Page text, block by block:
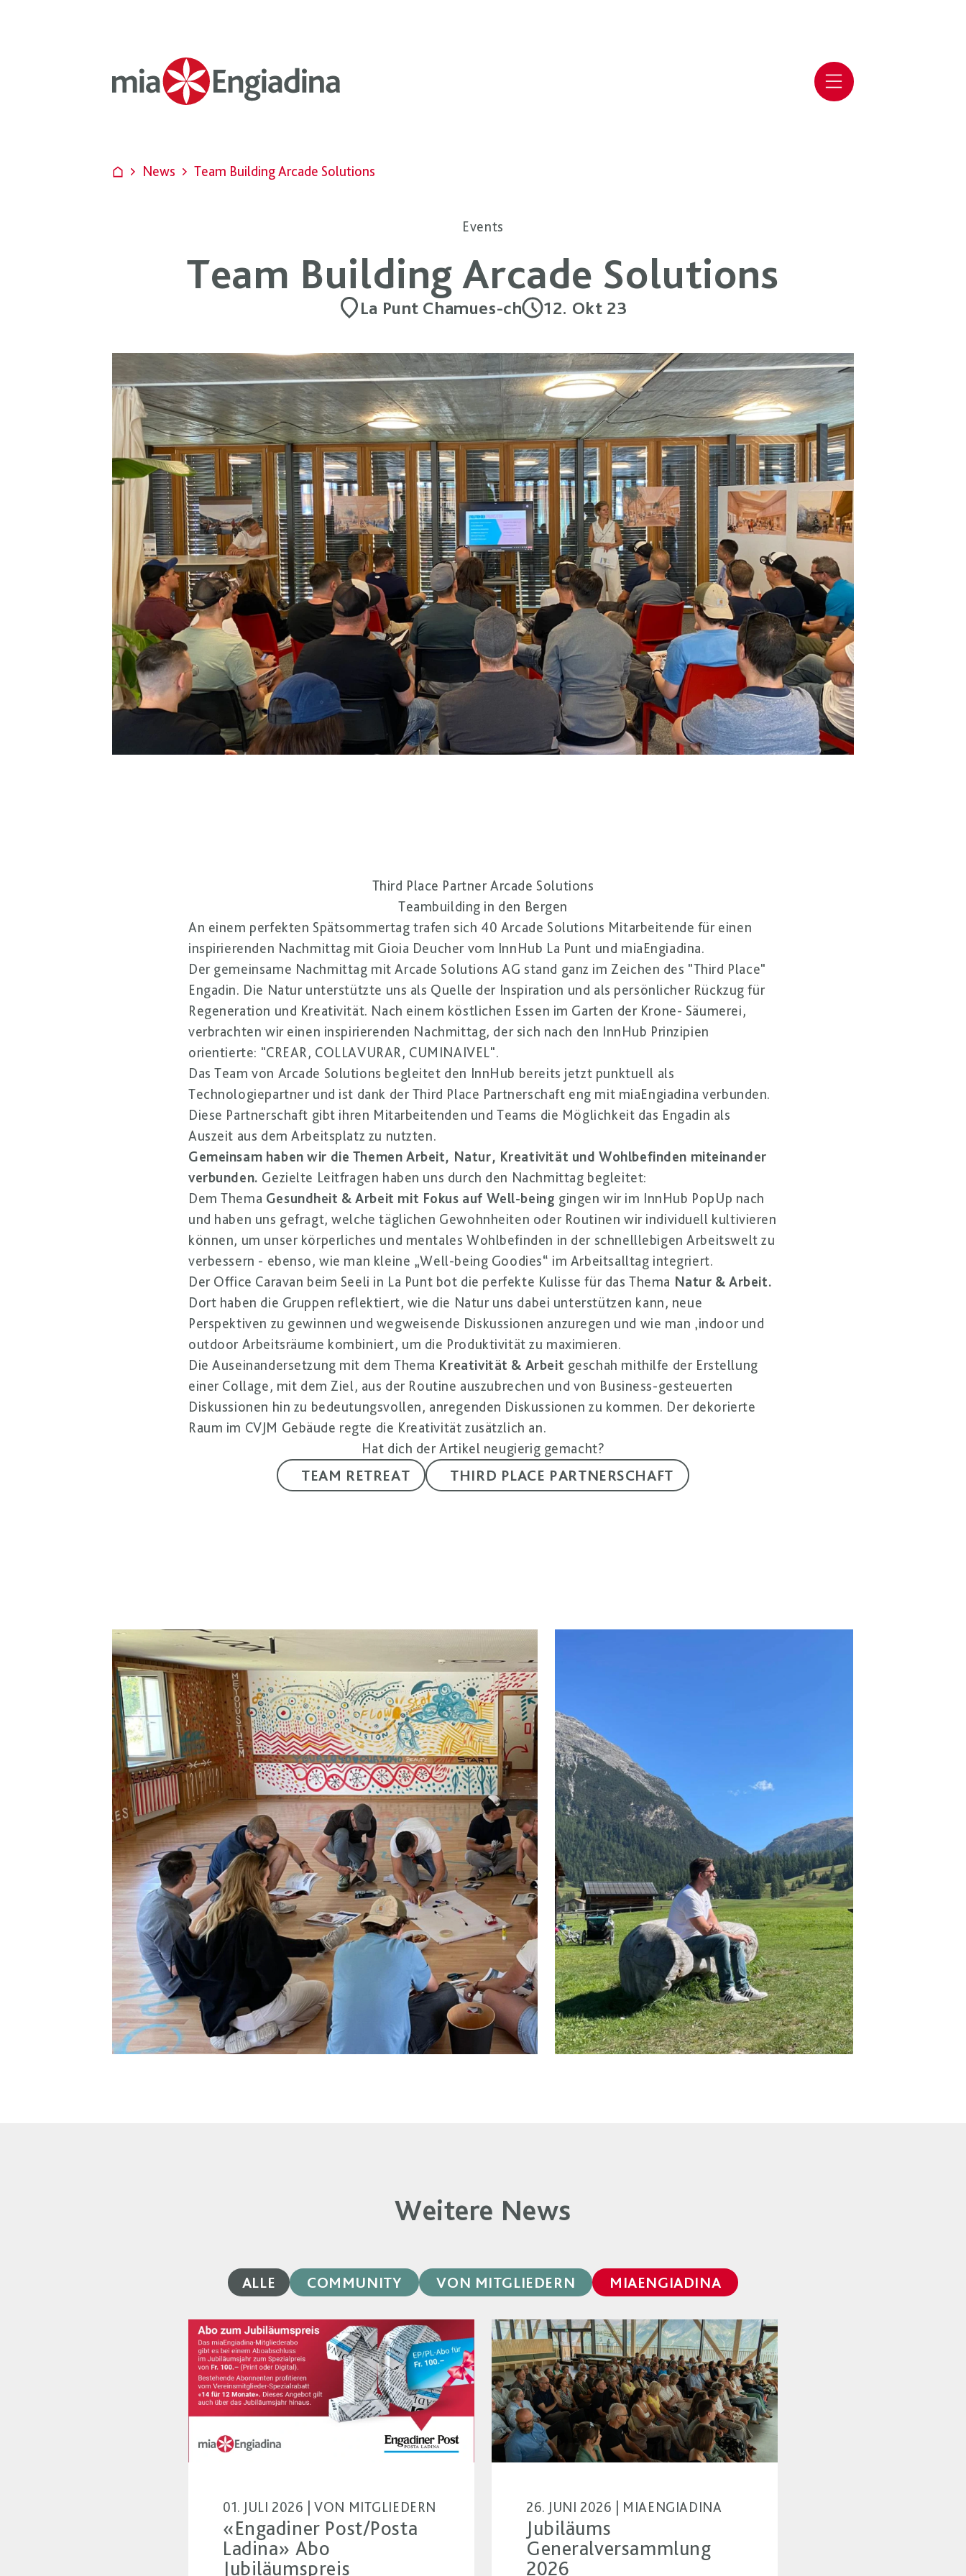
News Team Building Arcade Solutions
Events
Team Building Arcade Solutions
La Punt Chamues-ch 12. Okt 23
Third Place Partner Arcade Solutions
Teambuilding in den Bergen
An einem perfekten Spätsommertag trafen sich 40 Arcade Solutions Mitarbeitende für einen
inspirierenden Nachmittag mit Gioia Deucher vom InnHub La Punt und miaEngiadina.
Der gemeinsame Nachmittag mit Arcade Solutions AG stand ganz im Zeichen des "Third Place"
Engadin. Die Natur unterstützte uns als Quelle der Inspiration und als persönlicher Rückzug für
Regeneration und Kreativität. Nach einem köstlichen Essen im Garten der Krone- Säumerei,
verbrachten wir einen inspirierenden Nachmittag, der sich nach den InnHub Prinzipien
orientierte: "CREAR, COLLAVURAR, CUMINAIVEL".
Das Team von Arcade Solutions begleitet den InnHub bereits jetzt punktuell als
Technologiepartner und ist dank der Third Place Partnerschaft eng mit miaEngiadina verbunden.
Diese Partnerschaft gibt ihren Mitarbeitenden und Teams die Möglichkeit das Engadin als
Auszeit aus dem Arbeitsplatz zu nutzten.
Gemeinsam haben wir die Themen Arbeit, Natur, Kreativität und Wohlbefinden miteinander
verbunden. Gezielte Leitfragen haben uns durch den Nachmittag begleitet:
Dem Thema Gesundheit & Arbeit mit Fokus auf Well-being gingen wir im InnHub PopUp nach
und haben uns gefragt, welche täglichen Gewohnheiten oder Routinen wir individuell kultivieren
können, um unser körperliches und mentales Wohlbefinden in der schnelllebigen Arbeitswelt zu
verbessern - ebenso, wie man kleine „Well-being Goodies“ im Arbeitsalltag integriert.
Der Office Caravan beim Seeli in La Punt bot die perfekte Kulisse für das Thema Natur & Arbeit.
Dort haben die Gruppen reflektiert, wie die Natur uns dabei unterstützen kann, neue
Perspektiven zu gewinnen und wegweisende Diskussionen anzuregen und wie man ‚indoor und
outdoor Arbeitsräume kombiniert, um die Produktivität zu maximieren.
Die Auseinandersetzung mit dem Thema Kreativität & Arbeit geschah mithilfe der Erstellung
einer Collage, mit dem Ziel, aus der Routine auszubrechen und von Business-gesteuerten
Diskussionen hin zu bedeutungsvollen, anregenden Diskussionen zu kommen. Der dekorierte
Raum im CVJM Gebäude regte die Kreativität zusätzlich an.
Hat dich der Artikel neugierig gemacht?
TEAM RETREAT THIRD PLACE PARTNERSCHAFT
Weitere News
ALLE COMMUNITY VON MITGLIEDERN MIAENGIADINA
01. JULI 2026 | VON MITGLIEDERN
«Engadiner Post/Posta
Ladina» Abo
Jubiläumspreis
26. JUNI 2026 | MIAENGIADINA
Jubiläums
Generalversammlung
2026